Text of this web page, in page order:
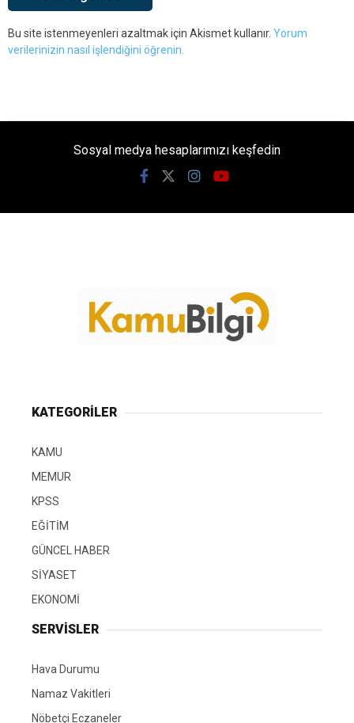
Bu site istenmeyenleri azaltmak için Akismet kullanır. Yorum
verilerinizin nasıl işlendiğini öğrenin.
Sosyal medya hesaplarımızı keşfedin
KATEGORİLER
KAMU
MEMUR
KPSS
EĞİTİM
GÜNCEL HABER
SİYASET
EKONOMİ
SERVİSLER
Hava Durumu
Namaz Vakitleri
Nöbetçi Eczaneler